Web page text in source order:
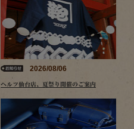
2026/08/06
ヘルツ仙台店、夏祭り開催のご案内